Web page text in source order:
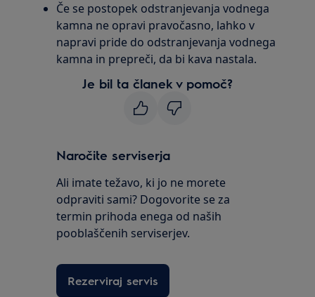
Če se postopek odstranjevanja vodnega
kamna ne opravi pravočasno, lahko v
napravi pride do odstranjevanja vodnega
kamna in prepreči, da bi kava nastala.
Je bil ta članek v pomoč?
Naročite serviserja
Ali imate težavo, ki jo ne morete
odpraviti sami? Dogovorite se za
termin prihoda enega od naših
pooblaščenih serviserjev.
Rezerviraj servis